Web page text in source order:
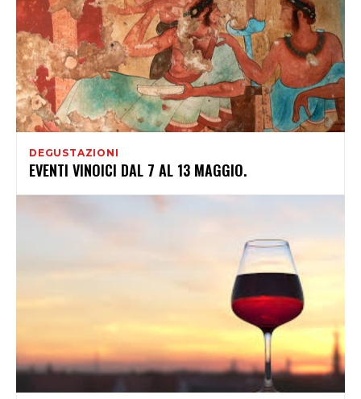
DEGUSTAZIONI
EVENTI VINOICI DAL 7 AL 13 MAGGIO.